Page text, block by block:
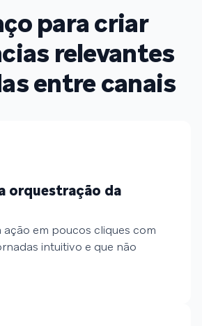
para criar
relevantes
entre canais
orquestração da
ação em poucos cliques com
intuitivo e que não